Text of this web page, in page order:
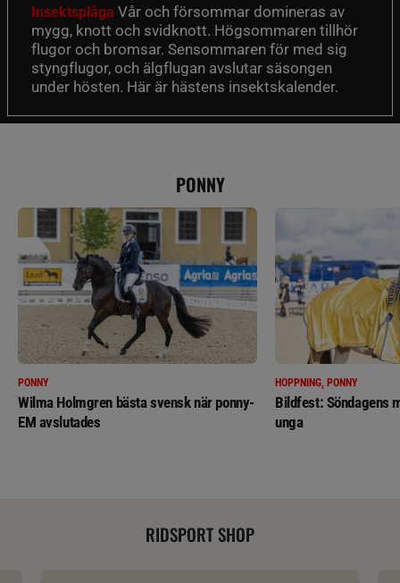
Insektsplåga Vår och försommar domineras av
mygg, knott och svidknott. Högsommaren tillhör
flugor och bromsar. Sensommaren för med sig
styngflugor, och älgflugan avslutar säsongen
under hösten. Här är hästens insektskalender.
PONNY
PONNY
Wilma Holmgren bästa svensk när ponny-
EM avslutades
HOPPNING, PONNY
Bildfest: Söndagens
unga
RIDSPORT SHOP